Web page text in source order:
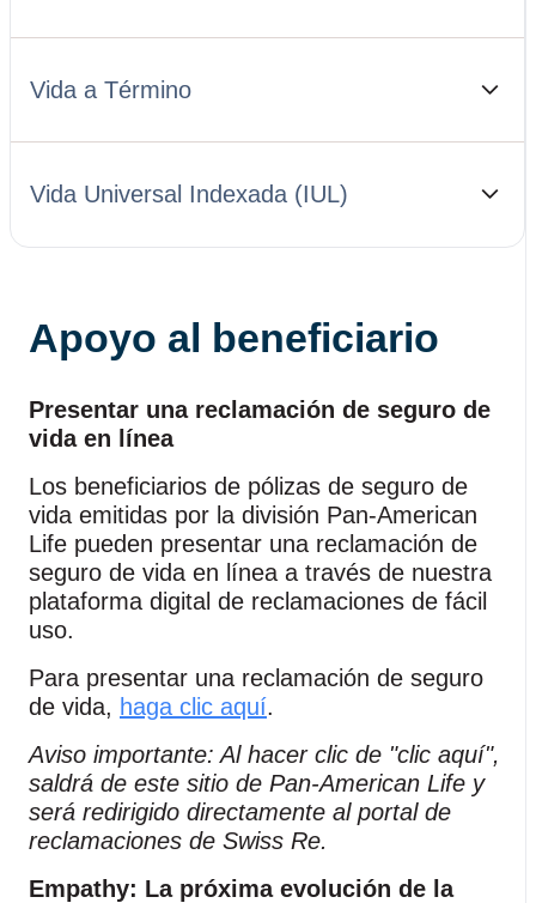
Vida a Término
Vida Universal Indexada (IUL)
Apoyo al beneficiario
Presentar una reclamación de seguro de
vida en línea
Los beneficiarios de pólizas de seguro de
vida emitidas por la división Pan‑American
Life pueden presentar una reclamación de
seguro de vida en línea a través de nuestra
plataforma digital de reclamaciones de fácil
uso.
Para presentar una reclamación de seguro
de vida, haga clic aquí.
Aviso importante: Al hacer clic de "clic aquí",
saldrá de este sitio de Pan‑American Life y
será redirigido directamente al portal de
reclamaciones de Swiss Re.
Empathy: La próxima evolución de la